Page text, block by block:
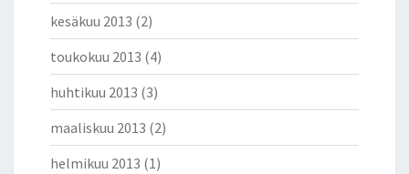
kesäkuu 2013 (2)
toukokuu 2013 (4)
huhtikuu 2013 (3)
maaliskuu 2013 (2)
helmikuu 2013 (1)